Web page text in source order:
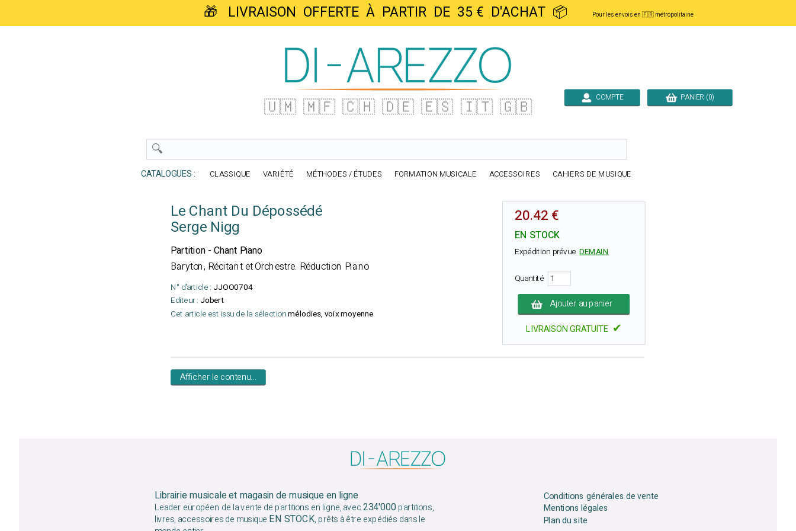
🎁 LIVRAISON OFFERTE À PARTIR DE 35 € D'ACHAT 📦 Pour les envois en 🇫🇷 métropolitaine
🇺🇲 🇲🇫 🇨🇭 🇩🇪 🇪🇸 🇮🇹 🇬🇧 COMPTE PANIER (0)
CATALOGUES : CLASSIQUE VARIÉTÉ MÉTHODES / ÉTUDES FORMATION MUSICALE ACCESSOIRES CAHIERS DE MUSIQUE
Le Chant Du Dépossédé
Serge Nigg
Partition - Chant Piano
Baryton, Récitant et Orchestre. Réduction Piano
N° d'article : JJOO0704
Editeur : Jobert
Cet article est issu de la sélectionmélodies, voix moyenne.
20.42 €
EN STOCK
Expédition prévueDEMAIN
Quantité
Ajouter au panier
LIVRAISON GRATUITE ✔
Afficher le contenu...
Librairie musicale et magasin de musique en ligne
Leader européen de la vente de partitions en ligne, avec234'000partitions,
livres, accessoires de musique EN STOCK, prêts à être expédiés dans le
Conditions générales de vente
Mentions légales
Plan du site